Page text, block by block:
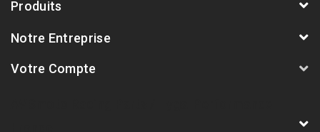
Produits
Notre Entreprise
Votre Compte